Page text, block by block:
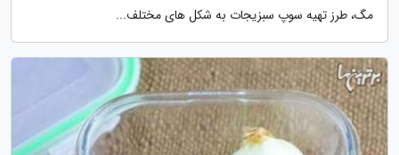
مگ، طرز تهیه سوپ سبزیجات به شکل های مختلف...